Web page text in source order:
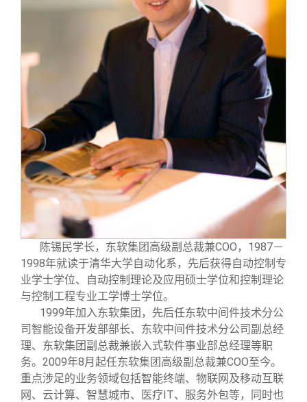
陈锡民学长，东软集团高级副总裁兼COO，1987－
1998年就读于清华大学自动化系，先后获得自动控制专
业学士学位、自动控制理论及应用硕士学位和控制理论
与控制工程专业工学博士学位。
1999年加入东软集团，先后任东软中间件技术分公
司智能设备开发部部长、东软中间件技术分公司副总经
理、东软集团副总裁兼嵌入式软件事业部总经理等职
务。2009年8月起任东软集团高级副总裁兼COO至今。
重点涉足的业务领域包括智能终端、物联网及移动互联
网、云计算、智慧城市、医疗IT、服务外包等，同时也